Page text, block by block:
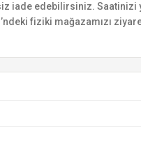
iade edebilirsiniz.
fiziki mağazamızı